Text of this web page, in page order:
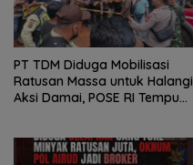
PT TDM Diduga Mobilisasi
Ratusan Massa untuk Halangi
Aksi Damai, POSE RI Tempuh